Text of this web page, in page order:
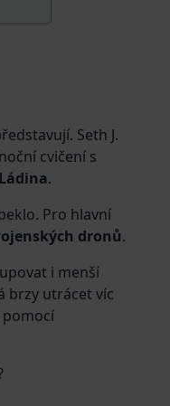
Seth J.
cvičení s
.
Pro hlavní
dronů.
i menší
brzy utrácet víc
pomocí